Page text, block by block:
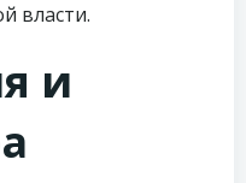
власти.
и